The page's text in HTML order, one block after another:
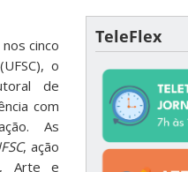
cinco
o
de
com
As
, ação
Arte e
TeleFlex